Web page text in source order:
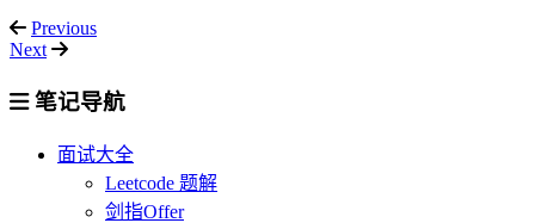
Previous
Next
笔记导航
面试大全
Leetcode 题解
剑指Offer